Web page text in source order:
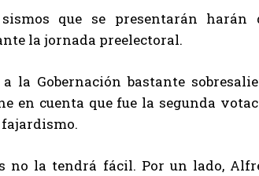
que se presentarán harán
la jornada preelectoral.
la Gobernación bastante
en cuenta que fue la segunda
fajardismo.
no la tendrá fácil. Por un lado,